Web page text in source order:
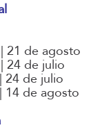
21 de agosto
24 de julio
24 de julio
14 de agosto